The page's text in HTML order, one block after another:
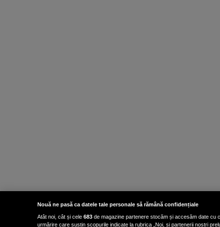
Nouă ne pasă ca datele tale personale să rămână confidențiale
Atât noi, cât și cele 683 de magazine partenere stocăm și accesăm date cu
urmărire care susțin scopurile indicate la rubrica „Noi, și partenerii noștri